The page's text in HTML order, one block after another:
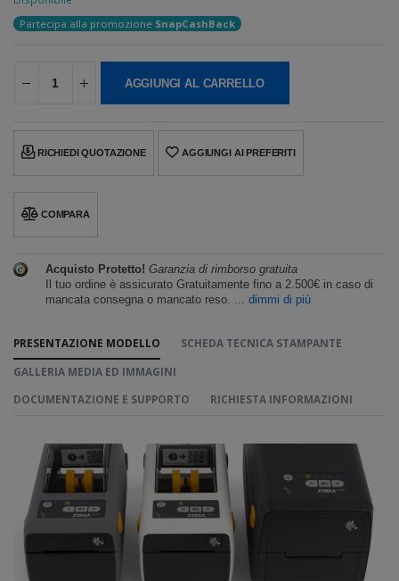
Partecipa alla promozione SnapCashBack
AGGIUNGI AL CARRELLO
RICHIEDI QUOTAZIONE AGGIUNGI AI PREFERITI
COMPARA
Acquisto Protetto! Garanzia di rimborso gratuita
Il tuo ordine è assicurato Gratuitamente fino a 2.500€ in caso di
mancata consegna o mancato reso. ... dimmi di più
PRESENTAZIONE MODELLO
SCHEDA TECNICA STAMPANTE
GALLERIA MEDIA ED IMMAGINI
DOCUMENTAZIONE E SUPPORTO
RICHIESTA INFORMAZIONI